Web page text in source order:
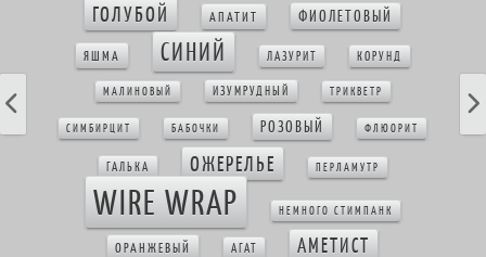
ГОЛУБОЙ АПАТИТ ФИОЛЕТОВЫЙ
ЯШМА СИНИЙ ЛАЗУРИТ КОРУНД
МАЛИНОВЫЙ ИЗУМРУДНЫЙ ТРИКВЕТР
СИМБИРЦИТ БАБОЧКИ РОЗОВЫЙ ФЛЮОРИТ
ГАЛЬКА ОЖЕРЕЛЬЕ ПЕРЛАМУТР
WIRE WRAP НЕМНОГО СТИМПАНК
ОРАНЖЕВЫЙ АГАТ АМЕТИСТ